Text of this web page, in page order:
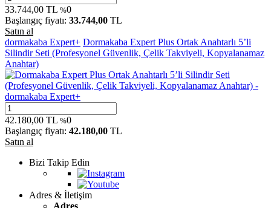
33.744,00 TL %0
Başlangıç fiyatı: 33.744,00 TL
Satın al
dormakaba Expert+ Dormakaba Expert Plus Ortak Anahtarlı 5’li
Silindir Seti (Profesyonel Güvenlik, Çelik Takviyeli, Kopyalanamaz
Anahtar)
42.180,00 TL %0
Başlangıç fiyatı: 42.180,00 TL
Satın al
Bizi Takip Edin
Adres & İletişim
Adres